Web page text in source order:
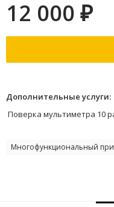
12 000 ₽
Дополнительные услуги:
Поверка мультиметра 10
Многофункциональный